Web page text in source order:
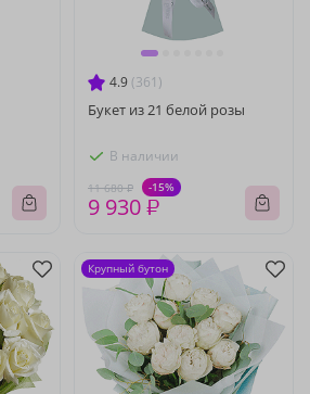
4.9 (361)
Букет из 21 белой розы
В наличии
11 680 ₽ -15%
9 930 ₽
Крупный бутон